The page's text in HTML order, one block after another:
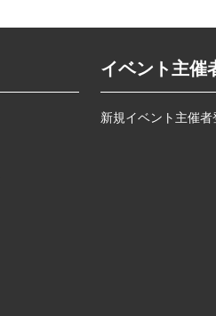
イベント主催
新規イベント主催者